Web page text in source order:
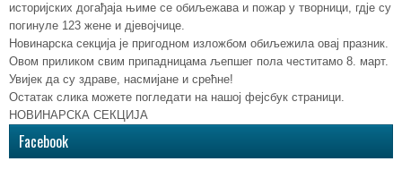
историјских догађаја њиме се обиљежава и пожар у творници, гдје су
погинуле 123 жене и дјевојчице.
Новинарска секција је пригодном изложбом обиљежила овај празник.
Овом приликом свим припадницама љепшег пола честитамо 8. март.
Увијек да су здраве, насмијане и срећне!
Остатак слика можете погледати на нашој фејсбук страници.
НОВИНАРСКА СЕКЦИЈА
Facebook